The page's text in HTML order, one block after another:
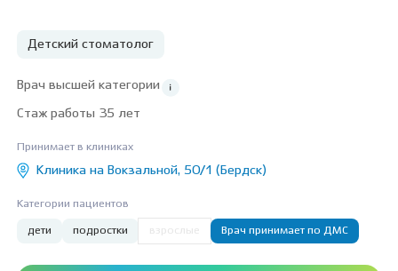
Детский стоматолог
Врач высшей категории
Стаж работы 35 лет
Принимает в клиниках
Клиника на Вокзальной, 50/1 (Бердск)
Категории пациентов
дети подростки взрослые Врач принимает по ДМС